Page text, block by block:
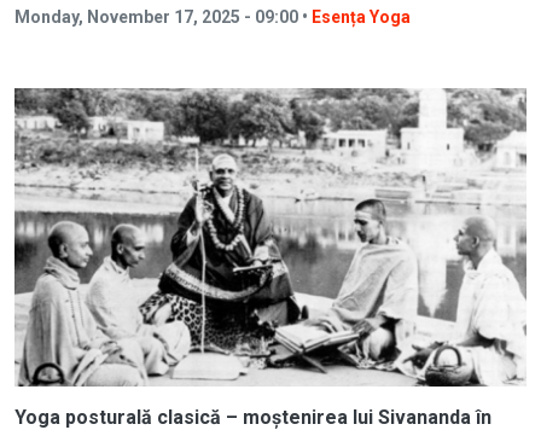
Monday, November 17, 2025 - 09:00 • Esența Yoga
Yoga posturală clasică – moștenirea lui Sivananda în